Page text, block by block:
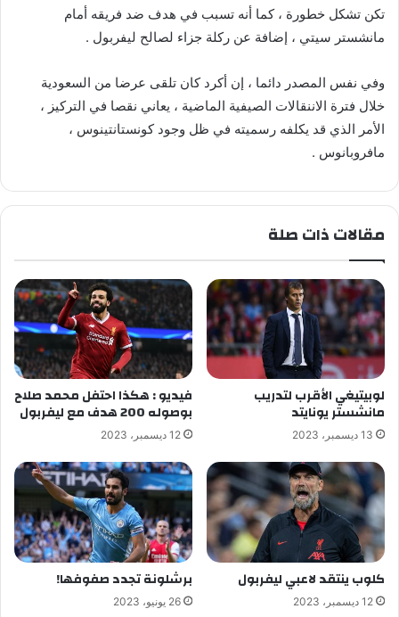
تكن تشكل خطورة ، كما أنه تسبب في هدف ضد فريقه أمام
مانشستر سيتي ، إضافة عن ركلة جزاء لصالح ليفربول .
وفي نفس المصدر دائما ، إن أكرد كان تلقى عرضا من السعودية
خلال فترة الاننقالات الصيفية الماضية ، يعاني نقصا في التركيز ،
الأمر الذي قد يكلفه رسميته في ظل وجود كونستانتينوس ،
مافروبانوس .
مقالات ذات صلة
لوبيتيغي الأقرب لتدريب
مانشستر يونايتد
13 ديسمبر، 2023
فيديو : هكذا احتفل محمد صلاح
بوصوله 200 هدف مع ليفربول
12 ديسمبر، 2023
كلوب ينتقد لاعبي ليفربول
12 ديسمبر، 2023
برشلونة تجدد صفوفها!
26 يونيو، 2023